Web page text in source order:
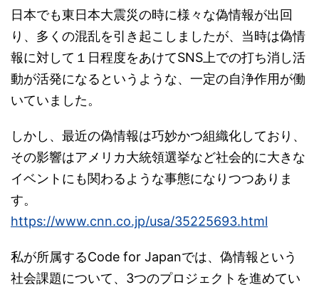
日本でも東日本大震災の時に様々な偽情報が出回
り、多くの混乱を引き起こしましたが、当時は偽情
報に対して１日程度をあけてSNS上での打ち消し活
動が活発になるというような、一定の自浄作用が働
いていました。
しかし、最近の偽情報は巧妙かつ組織化しており、
その影響はアメリカ大統領選挙など社会的に大きな
イベントにも関わるような事態になりつつありま
す。
https://www.cnn.co.jp/usa/35225693.html
私が所属するCode for Japanでは、偽情報という
社会課題について、3つのプロジェクトを進めてい